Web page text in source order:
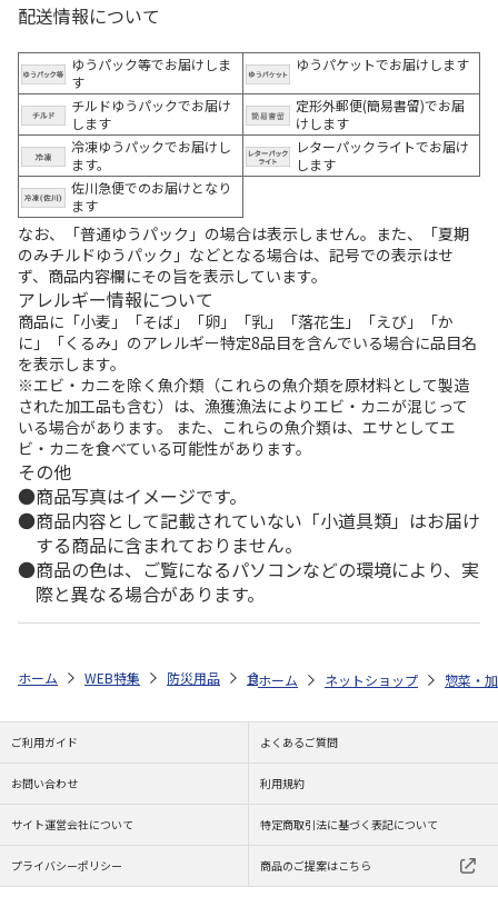
配送情報について
ゆうパック等でお届けしま
す
ゆうパケットでお届けします
チルドゆうパックでお届け
します
定形外郵便(簡易書留)でお届
けします
冷凍ゆうパックでお届けし
ます。
レターパックライトでお届け
します
佐川急便でのお届けとなり
ます
なお、「普通ゆうパック」の場合は表示しません。また、「夏期
のみチルドゆうパック」などとなる場合は、記号での表示はせ
ず、商品内容欄にその旨を表示しています。
アレルギー情報について
商品に「小麦」「そば」「卵」「乳」「落花生」「えび」「か
に」「くるみ」のアレルギー特定8品目を含んでいる場合に品目名
を表示します。
※エビ・カニを除く魚介類（これらの魚介類を原材料として製造
された加工品も含む）は、漁獲漁法によりエビ・カニが混じって
いる場合があります。 また、これらの魚介類は、エサとしてエ
ビ・カニを食べている可能性があります。
その他
商品写真はイメージです。
商品内容として記載されていない「小道具類」はお届け
する商品に含まれておりません。
商品の色は、ご覧になるパソコンなどの環境により、実
際と異なる場合があります。
ホーム WEB特集 防災用品 食品 アレルギー対応セット
ホーム ネットショップ 惣菜・
ご利用ガイド よくあるご質問
お問い合わせ 利用規約
サイト運営会社について 特定商取引法に基づく表記について
プライバシーポリシー 商品のご提案はこちら